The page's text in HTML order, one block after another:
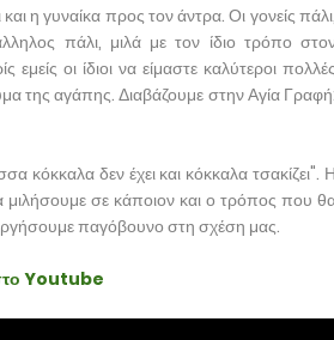
η γυναίκα προς τον άντρα. Οι γονείς πάλι,
πάλι, μιλά με τον ίδιο τρόπο
οι ίδιοι να είμαστε καλύτεροι
της αγάπης. Διαβάζουμε στην Αγία Γραφή:
κόκκαλα δεν έχει και κόκκαλα τσακίζει". Η
μιλήσουμε σε κάποιον και ο τρόπος που
παγόβουνο στη σχέση μας.
Youtube